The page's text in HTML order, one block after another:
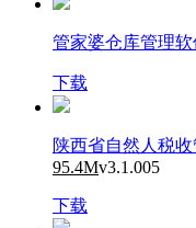
管家婆仓库管理软
下载
陕西省自然人税
95.4Mv3.1.005
下载